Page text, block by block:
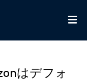
はデフォ